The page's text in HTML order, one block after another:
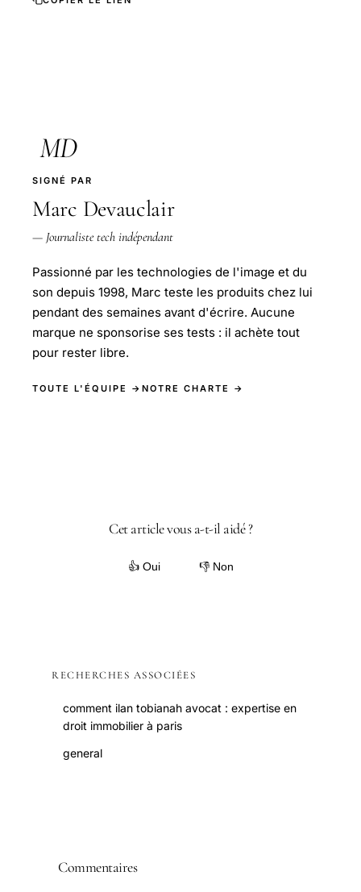
MD
SIGNÉ PAR
Marc Devauclair
— Journaliste tech indépendant
Passionné par les technologies de l'image et du
son depuis 1998, Marc teste les produits chez lui
pendant des semaines avant d'écrire. Aucune
marque ne sponsorise ses tests : il achète tout
pour rester libre.
TOUTE L'ÉQUIPE → NOTRE CHARTE →
Cet article vous a-t-il aidé ?
👍 Oui 👎 Non
RECHERCHES ASSOCIÉES
comment ilan tobianah avocat : expertise en
droit immobilier à paris
general
Commentaires